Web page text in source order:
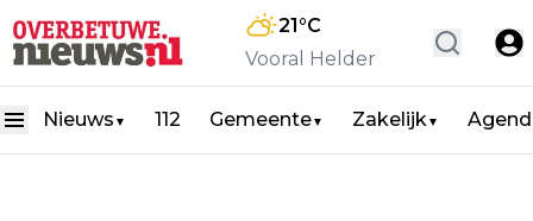
21°C
Vooral Helder
Nieuws ▼ 112 Gemeente▼ Zakelijk▼